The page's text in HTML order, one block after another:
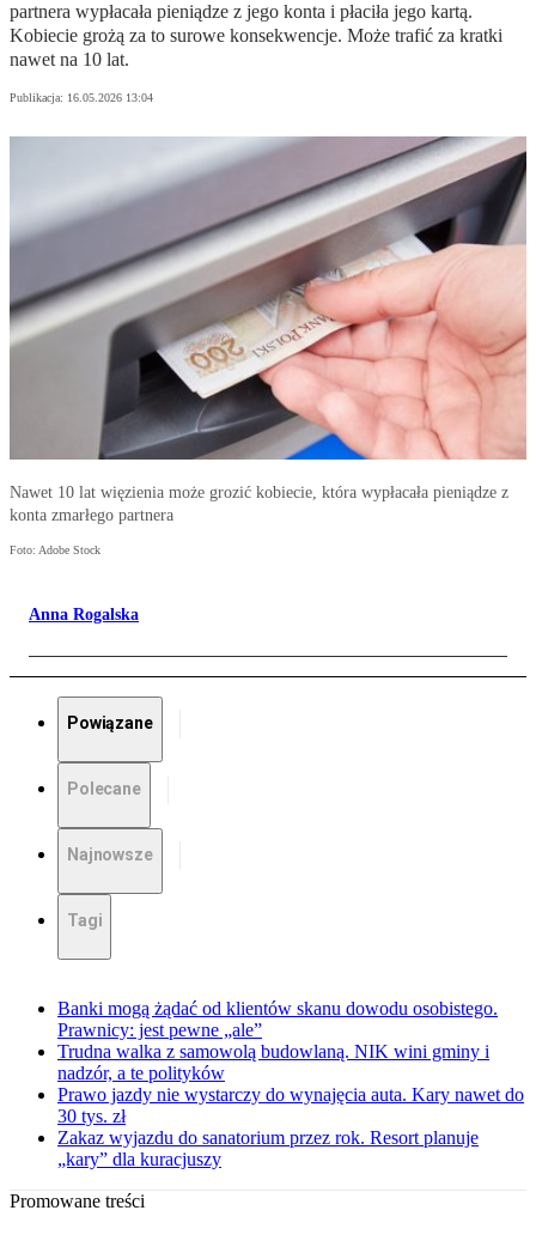
partnera wypłacała pieniądze z jego konta i płaciła jego kartą.
Kobiecie grożą za to surowe konsekwencje. Może trafić za kratki
nawet na 10 lat.
Publikacja: 16.05.2026 13:04
Nawet 10 lat więzienia może grozić kobiecie, która wypłacała pieniądze z
konta zmarłego partnera
Foto: Adobe Stock
Anna Rogalska
Powiązane
Polecane
Najnowsze
Tagi
Banki mogą żądać od klientów skanu dowodu osobistego.
Prawnicy: jest pewne „ale”
Trudna walka z samowolą budowlaną. NIK wini gminy i
nadzór, a te polityków
Prawo jazdy nie wystarczy do wynajęcia auta. Kary nawet do
30 tys. zł
Zakaz wyjazdu do sanatorium przez rok. Resort planuje
„kary” dla kuracjuszy
Promowane treści